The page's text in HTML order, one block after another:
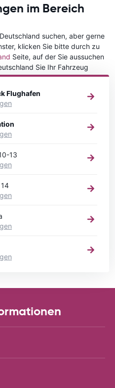
im Bereich
suchen, aber gerne
klicken Sie bitte durch zu
Seite, auf der Sie aussuchen
Sie Ihr Fahrzeug
Flughafen
13